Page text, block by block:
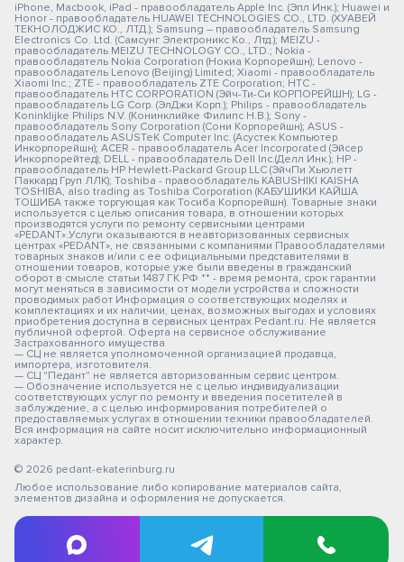
iPhone, Macbook, iPad - правообладатель Apple Inc. (Эпл Инк.); Huawei и
Honor - правообладатель HUAWEI TECHNOLOGIES CO., LTD. (ХУАВЕЙ
ТЕКНОЛОДЖИС КО., ЛТД.); Samsung – правообладатель Samsung
Electronics Co. Ltd. (Самсунг Электроникс Ко., Лтд.); MEIZU -
правообладатель MEIZU TECHNOLOGY CO., LTD.; Nokia -
правообладатель Nokia Corporation (Нокиа Корпорейшн); Lenovo -
правообладатель Lenovo (Beijing) Limited; Xiaomi - правообладатель
Xiaomi Inc.; ZTE - правообладатель ZTE Corporation; HTC -
правообладатель HTC CORPORATION (Эйч-Ти-Си КОРПОРЕЙШН); LG -
правообладатель LG Corp. (ЭлДжи Корп.); Philips - правообладатель
Koninklijke Philips N.V. (Конинклийке Филипс Н.В.); Sony -
правообладатель Sony Corporation (Сони Корпорейшн); ASUS -
правообладатель ASUSTeK Computer Inc. (Асустек Компьютер
Инкорпорейшн); ACER - правообладатель Acer Incorporated (Эйсер
Инкорпорейтед); DELL - правообладатель Dell Inc.(Делл Инк.); HP -
правообладатель HP Hewlett-Packard Group LLC (ЭйчПи Хьюлетт
Паккард Груп ЛЛК); Toshiba - правообладатель KABUSHIKI KAISHA
TOSHIBA, also trading as Toshiba Corporation (КАБУШИКИ КАЙША
ТОШИБА также торгующая как Тосиба Корпорейшн). Товарные знаки
используется с целью описания товара, в отношении которых
производятся услуги по ремонту сервисными центрами
«PEDANT».Услуги оказываются в неавторизованных сервисных
центрах «PEDANT», не связанными с компаниями Правообладателями
товарных знаков и/или с ее официальными представителями в
отношении товаров, которые уже были введены в гражданский
оборот в смысле статьи 1487 ГК РФ ** - время ремонта, срок гарантии
могут меняться в зависимости от модели устройства и сложности
проводимых работ Информация о соответствующих моделях и
комплектациях и их наличии, ценах, возможных выгодах и условиях
приобретения доступна в сервисных центрах Pedant.ru. Не является
публичной офертой. Оферта на сервисное обслуживание
Застрахованного имущества
— СЦ не является уполномоченной организацией продавца,
импортера, изготовителя.
— СЦ "Педант" не является авторизованным сервис центром.
— Обозначение используется не с целью индивидуализации
соответствующих услуг по ремонту и введения посетителей в
заблуждение, а с целью информирования потребителей о
предоставляемых услугах в отношении техники правообладателей.
Вся информация на сайте носит исключительно информационный
характер.
© 2026 pedant-ekaterinburg.ru
Любое использование либо копирование материалов сайта,
элементов дизайна и оформления не допускается.